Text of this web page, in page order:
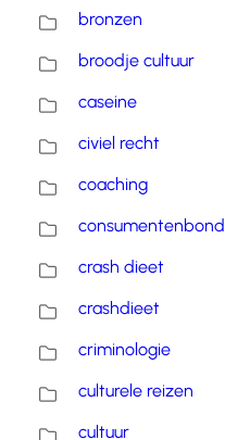
bronzen
broodje cultuur
caseine
civiel recht
coaching
consumentenbond
crash dieet
crashdieet
criminologie
culturele reizen
cultuur